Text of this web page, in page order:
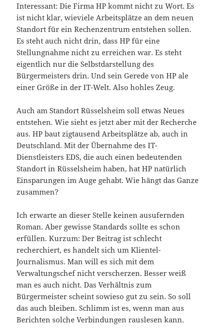
Interessant: Die Firma HP kommt nicht zu Wort. Es
ist nicht klar, wieviele Arbeitsplätze an dem neuen
Standort für ein Rechenzentrum entstehen sollen.
Es steht auch nicht drin, dass HP für eine
Stellungnahme nicht zu erreichen war. Es steht
eigentlich nur die Selbstdarstellung des
Bürgermeisters drin. Und sein Gerede von HP ale
einer Größe in der IT-Welt. Also hohles Zeug.
Auch am Standort Rüsselsheim soll etwas Neues
entstehen. Wie sieht es jetzt aber mit der Recherche
aus. HP baut zigtausend Arbeitsplätze ab, auch in
Deutschland. Mit der Übernahme des IT-
Dienstleisters EDS, die auch einen bedeutenden
Standort in Rüsselsheim haben, hat HP natürlich
Einsparungen im Auge gehabt. Wie hängt das Ganze
zusammen?
Ich erwarte an dieser Stelle keinen ausufernden
Roman. Aber gewisse Standards sollte es schon
erfüllen. Kurzum: Der Beitrag ist schlecht
recherchiert, es handelt sich um Klientel-
Journalismus. Man will es sich mit dem
Verwaltungschef nicht verscherzen. Besser weiß
man es auch nicht. Das Verhältnis zum
Bürgermeister scheint sowieso gut zu sein. So soll
das auch bleiben. Schlimm ist es, wenn man aus
Berichten solche Verbindungen rauslesen kann.